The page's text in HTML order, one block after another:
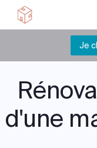
Je
d'une